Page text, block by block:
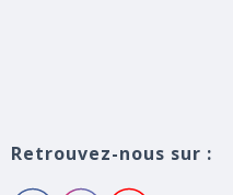
Retrouvez-nous sur :